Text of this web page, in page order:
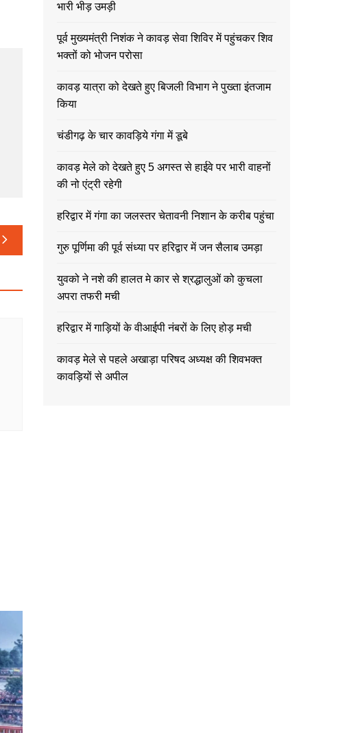
भारी भीड़ उमड़ी
पूर्व मुख्यमंत्री निशंक ने कावड़ सेवा शिविर में पहुंचकर शिव
भक्तों को भोजन परोसा
कावड़ यात्रा को देखते हुए बिजली विभाग ने पुख्ता इंतजाम
किया
चंडीगढ़ के चार कावड़िये गंगा में डूबे
कावड़ मेले को देखते हुए 5 अगस्त से हाईवे पर भारी वाहनों
की नो एंट्री रहेगी
हरिद्वार में गंगा का जलस्तर चेतावनी निशान के करीब पहुंचा
गुरु पूर्णिमा की पूर्व संध्या पर हरिद्वार में जन सैलाब उमड़ा
युवको ने नशे की हालत मे कार से श्रद्धालुओं को कुचला
अपरा तफरी मची
हरिद्वार में गाड़ियों के वीआईपी नंबरों के लिए होड़ मची
कावड़ मेले से पहले अखाड़ा परिषद अध्यक्ष की शिवभक्त
कावड़ियों से अपील